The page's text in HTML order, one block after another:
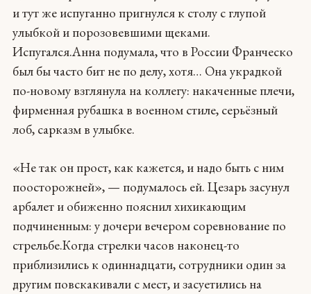
и тут же испуганно пригнулся к столу с глупой
улыбкой и порозовевшими щеками.
Испугался.Анна подумала, что в России Франческо
был бы часто бит не по делу, хотя… Она украдкой
по-новому взглянула на коллегу: накаченные плечи,
фирменная рубашка в военном стиле, серьёзный
лоб, сарказм в улыбке.
«Не так он прост, как кажется, и надо быть с ним
поосторожней», — подумалось ей. Цезарь засунул
арбалет и обиженно пояснил хихикающим
подчиненным: у дочери вечером соревнование по
стрельбе.Когда стрелки часов наконец-то
приблизились к одиннадцати, сотрудники один за
другим повскакивали с мест, и засуетились на